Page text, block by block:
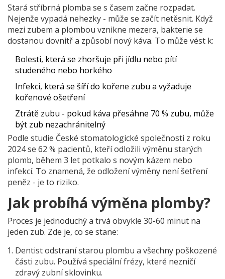
Stará stříbrná plomba se s časem začne rozpadat.
Nejenže vypadá nehezky - může se začít netěsnit. Když
mezi zubem a plombou vznikne mezera, bakterie se
dostanou dovnitř a způsobí nový káva. To může vést k:
Bolesti, která se zhoršuje při jídlu nebo pítí
studeného nebo horkého
Infekci, která se šíří do kořene zubu a vyžaduje
kořenové ošetření
Ztrátě zubu - pokud káva přesáhne 70 % zubu, může
být zub nezachránitelný
Podle studie České stomatologické společnosti z roku
2024 se 62 % pacientů, kteří odložili výměnu starých
plomb, během 3 let potkalo s novým kázem nebo
infekcí. To znamená, že odložení výměny není šetření
peněz - je to riziko.
Jak probíhá výměna plomby?
Proces je jednoduchý a trvá obvykle 30-60 minut na
jeden zub. Zde je, co se stane:
Dentist odstraní starou plombu a všechny poškozené
části zubu. Používá speciální frézy, které nezničí
zdravý zubní sklovinku.